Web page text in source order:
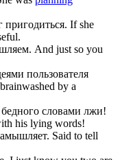
пригодиться. If she
. And just so you
пользователя
by a
словами лжи!
his lying words!
. Said to tell